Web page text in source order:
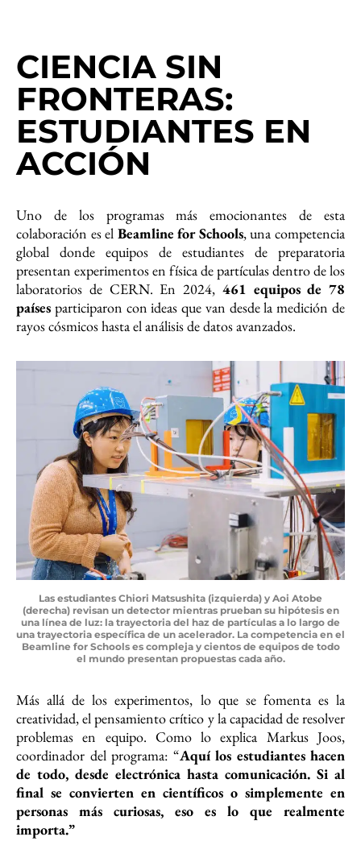
CIENCIA SIN
FRONTERAS:
ESTUDIANTES EN
ACCIÓN
Uno de los programas más emocionantes de esta
colaboración es el Beamline for Schools, una competencia
global donde equipos de estudiantes de preparatoria
presentan experimentos en física de partículas dentro de los
laboratorios de CERN. En 2024, 461 equipos de 78
países participaron con ideas que van desde la medición de
rayos cósmicos hasta el análisis de datos avanzados.
Las estudiantes Chiori Matsushita (izquierda) y Aoi Atobe
(derecha) revisan un detector mientras prueban su hipótesis en
una línea de luz: la trayectoria del haz de partículas a lo largo de
una trayectoria específica de un acelerador. La competencia en el
Beamline for Schools es compleja y cientos de equipos de todo
el mundo presentan propuestas cada año.
Más allá de los experimentos, lo que se fomenta es la
creatividad, el pensamiento crítico y la capacidad de resolver
problemas en equipo. Como lo explica Markus Joos,
coordinador del programa: “Aquí los estudiantes hacen
de todo, desde electrónica hasta comunicación. Si al
final se convierten en científicos o simplemente en
personas más curiosas, eso es lo que realmente
importa.”